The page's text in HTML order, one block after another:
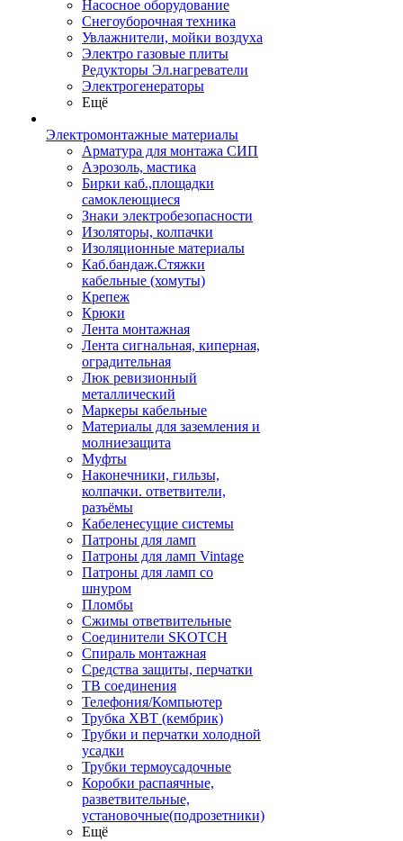
Насосное оборудование
Снегоуборочная техника
Увлажнители, мойки воздуха
Электро газовые плиты
Редукторы Эл.нагреватели
Электрогенераторы
Ещё
Электромонтажные материалы
Арматура для монтажа СИП
Аэрозоль, мастика
Бирки каб.,площадки
самоклеющиеся
Знаки электробезопасности
Изоляторы, колпачки
Изоляционные материалы
Каб.бандаж.Стяжки
кабельные (хомуты)
Крепеж
Крюки
Лента монтажная
Лента сигнальная, киперная,
оградительная
Люк ревизионный
металлический
Маркеры кабельные
Материалы для заземления и
молниезащита
Муфты
Наконечники, гильзы,
колпачки. ответвители,
разъёмы
Кабеленесущие системы
Патроны для ламп
Патроны для ламп Vintage
Патроны для ламп со
шнуром
Пломбы
Сжимы ответвительные
Соединители SKOTCH
Спираль монтажная
Средства защиты, перчатки
ТВ соединения
Телефония/Компьютер
Трубка ХВТ (кембрик)
Трубки и перчатки холодной
усадки
Трубки термоусадочные
Коробки распаячные,
разветвительные,
установочные(подрозетники)
Ещё